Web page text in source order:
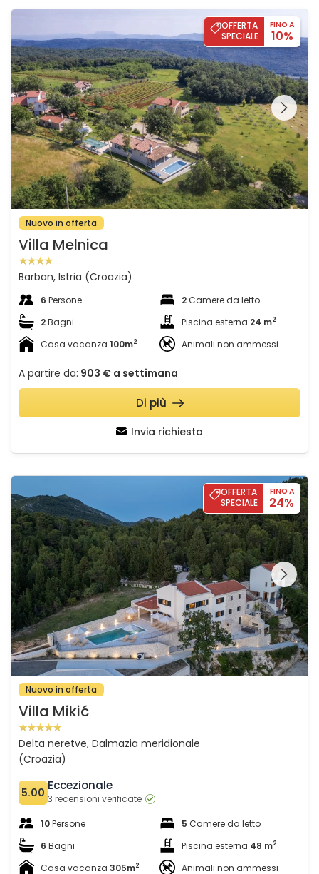
OFFERTA
SPECIALE
FINO A
10%
Guardate l'intera
galleria sulla
Nuovo in offerta
Villa Melnica
Barban, Istria (Croazia)
6 Persone 2Camere da letto
2Bagni Piscina esterna 24 m2
Casa vacanza 100m2 Animali non ammessi
A partire da: 903 € a settimana
Invia richiesta
Di più
OFFERTA
SPECIALE
FINO A
24%
Guardate l'intera
galleria sulla
Nuovo in offerta
Villa Mikić
Delta neretve, Dalmazia meridionale
(Croazia)
5.00 Eccezionale
3 recensioni verificate
10Persone 5 Camere da letto
6 Bagni Piscina esterna 48 m2
Casa vacanza 305m2 Animali non ammessi